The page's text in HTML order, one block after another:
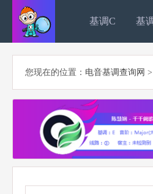
基调C 基
您现在的位置： 电音基调查询网 >